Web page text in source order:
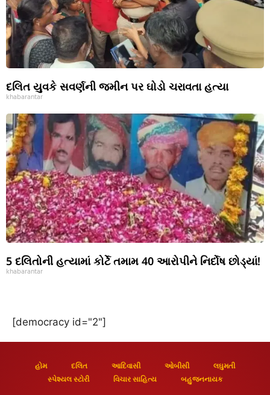
દલિત યુવકે સવર્ણની જમીન પર ઘોડો ચરાવતા હત્યા
khabarantar
5 દલિતોની હત્યામાં કોર્ટે તમામ 40 આરોપીને નિર્દોષ છોડ્યાં!
khabarantar
[democracy id="2"]
હોમ દલિત આદિવાસી ઓબીસી
લઘુમતી
સ્પેશ્યલ સ્ટોરી
વિચાર સાહિત્ય બહુજનનાયક